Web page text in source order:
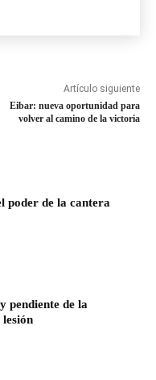
Artículo siguiente
Eibar: nueva oportunidad para
volver al camino de la victoria
poder de la cantera
pendiente de la
lesión